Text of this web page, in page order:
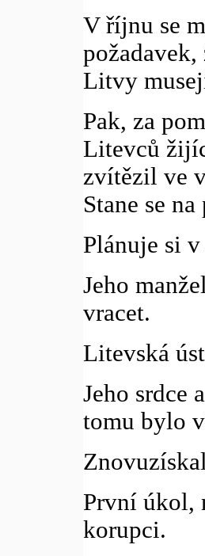
V říjnu se
Litvy
Pak, za
Litevců
zvítězil ve
Stane se
Plánuje si
Jeho
vracet.
Litevská
Jeho srdce
tomu bylo
První úkol,
korupci.